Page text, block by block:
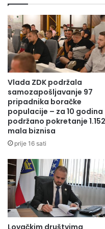
Džakmićem
Naš sagovornik je istakao
strane JKP Bioštica koje
i za odvoz komunalnog
Odvoz smeća trenutno
Kljajić, ekonomske
Olovo
Vlada ZDK podržala
samozapošljavanje 97
pripadnika boračke
populacije – za 10 godina
podržano pokretanje 1.152
mala biznisa
prije 16 sati
Lovačkim društvima